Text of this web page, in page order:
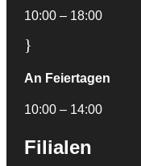
10:00 – 18:00
}
An Feiertagen
10:00 – 14:00
Filialen